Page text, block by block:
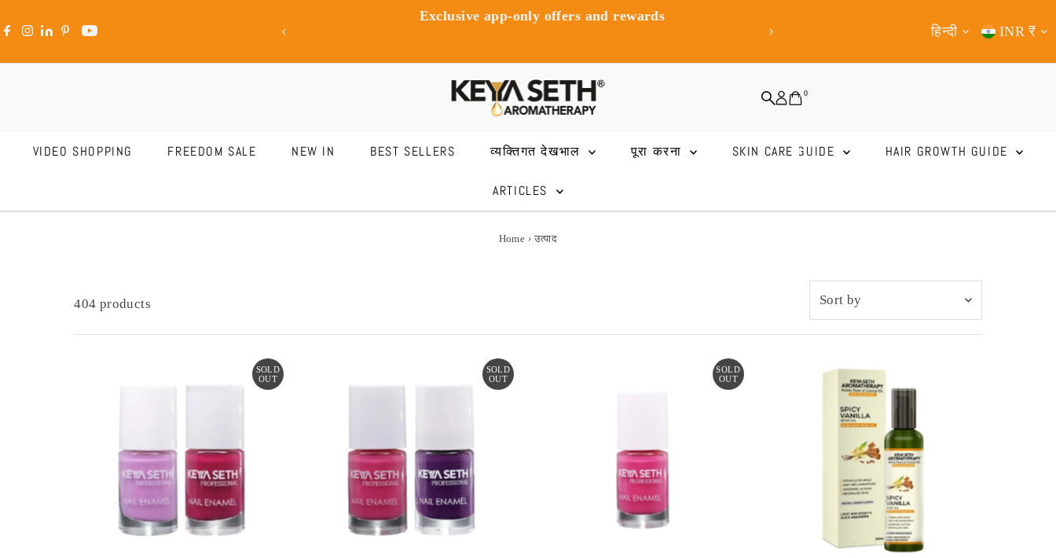
Exclusive app-only offers and rewards Language
हिन्दी INR ₹
0
VIDEO SHOPPING FREEDOM SALE NEW IN BEST SELLERS व्यक्तिगत देखभाल पूरा करना SKIN CARE GUIDE HAIR GROWTH GUIDE
ARTICLES
Home › उत्पाद
404 products
प्रदर्शित
सर्वश्रेष्ठ बिक्री
वर्णमाला के अनुसार: A-Z
वर्णमाला के अनुसार: Z-A
कीमत, निम्न से उच्च
कीमत, उच्च से निम्न
दिनांक, पुरानी से नई
SOLD
OUT
SOLD
OUT
SOLD
OUT